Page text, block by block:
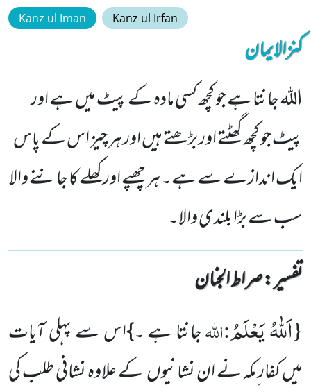
Kanz ul Iman Kanz ul Irfan
کنزالایمان
اللہ جانتا ہے جو کچھ کسی مادہ کے پیٹ میں ہے اور
پیٹ جو کچھ گھٹتے اور بڑھتے ہیں اور ہر چیز اس کے پاس
ایک اندازے سے ہے۔ ہر چھپے اور کھلے کا جاننے والا
سب سے بڑا بلندی والا۔
تفسیر : ‎صراط الجنان
{اَللّٰهُ یَعْلَمُ:اللّٰہجانتا ہے ۔}اس سے پہلی آیات
میں کفار ِمکہ نے ان نشانیوں کے علاوہ نشانی طلب کی